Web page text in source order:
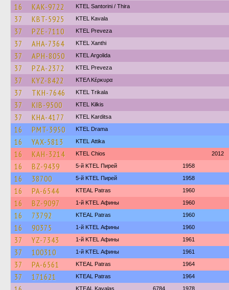
16 KAK-9722 KTEL Santorini / Thira
37 KBT-5925 KTEL Kavala
37 PZE-7110 KTEL Preveza
37 AHA-7364 KTEL Xanthi
37 APH-8050 KTEL Argolida
37 PZA-2372 KTEL Preveza
37 KYZ-8422 ΚΤΕΛ Κέρκυρα
37 TKH-7646 ΚΤΕL Τrikala
37 KIB-9500 KTEL Kilkis
37 KHA-4177 ΚΤΕL Karditsa
16 PMT-3950 KTEL Drama
16 YAX-5813 KΤΕL Αttika
16 KAH-3214 KTEL Chios 2012
16 BZ-9439 5-й KTEL Пирей 1958
16 38700 5-й KTEL Пирей 1958
16 PA-6544 KTEAL Patras 1960
16 BZ-9097 1-й KTEL Афины 1960
16 73792 KTEAL Patras 1960
16 90375 1-й KTEL Афины 1960
37 YZ-7343 1-й KTEL Афины 1961
37 100310 1-й KTEL Афины 1961
37 PA-6561 KTEAL Patras 1964
37 171621 KTEAL Patras 1964
KTEAL Kavalas 6784 1978